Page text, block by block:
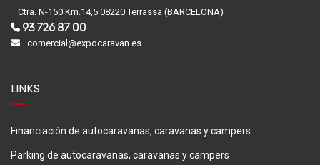
Ctra. N-150 Km.14,5 08220 Terrassa (BARCELONA)
93 726 87 00
comercial@expocaravan.es
LINKS
Financiación de autocaravanas, caravanas y campers
Parking de autocaravanas, caravanas y campers